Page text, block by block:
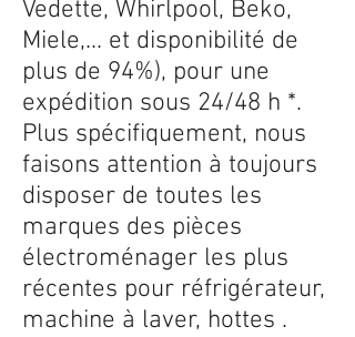
Vedette, Whirlpool, Beko,
Miele,... et disponibilité de
plus de 94%), pour une
expédition sous 24/48 h *.
Plus spécifiquement, nous
faisons attention à toujours
disposer de toutes les
marques des pièces
électroménager les plus
récentes pour réfrigérateur,
machine à laver, hottes .